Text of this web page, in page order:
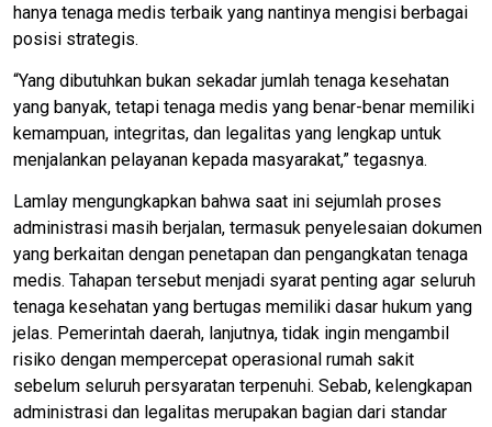
hanya tenaga medis terbaik yang nantinya mengisi berbagai
posisi strategis.
“Yang dibutuhkan bukan sekadar jumlah tenaga kesehatan
yang banyak, tetapi tenaga medis yang benar-benar memiliki
kemampuan, integritas, dan legalitas yang lengkap untuk
menjalankan pelayanan kepada masyarakat,” tegasnya.
Lamlay mengungkapkan bahwa saat ini sejumlah proses
administrasi masih berjalan, termasuk penyelesaian dokumen
yang berkaitan dengan penetapan dan pengangkatan tenaga
medis. Tahapan tersebut menjadi syarat penting agar seluruh
tenaga kesehatan yang bertugas memiliki dasar hukum yang
jelas. Pemerintah daerah, lanjutnya, tidak ingin mengambil
risiko dengan mempercepat operasional rumah sakit
sebelum seluruh persyaratan terpenuhi. Sebab, kelengkapan
administrasi dan legalitas merupakan bagian dari standar